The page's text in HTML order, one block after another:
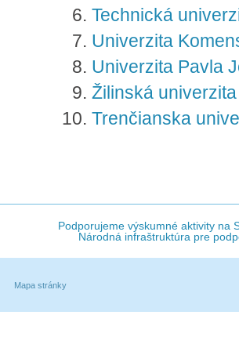
Technická
Univerzita
Univerzita Pavla
Žilinská
Trenčianska
Podporujeme výskumné aktivity na
Národná infraštruktúra pre
Mapa stránky